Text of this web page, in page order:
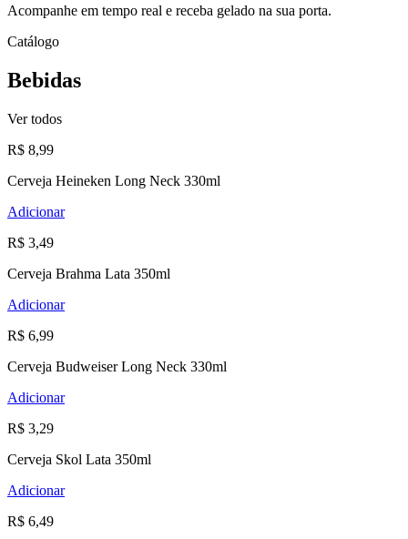
Acompanhe em tempo real e receba gelado na sua porta.
Catálogo
Bebidas
Ver todos
R$ 8,99
Cerveja Heineken Long Neck 330ml
Adicionar
R$ 3,49
Cerveja Brahma Lata 350ml
Adicionar
R$ 6,99
Cerveja Budweiser Long Neck 330ml
Adicionar
R$ 3,29
Cerveja Skol Lata 350ml
Adicionar
R$ 6,49